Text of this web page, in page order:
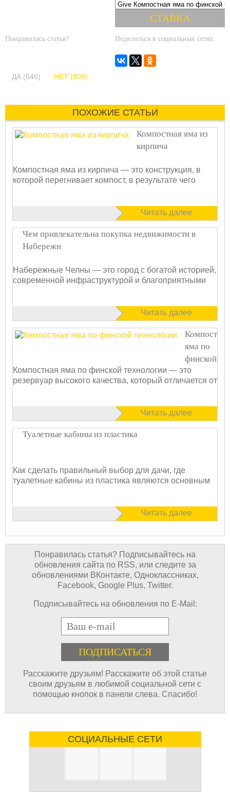
Понравилась статья?
ДА (646) НЕТ (808)
Поделиться в социальных сетях:
ПОХОЖИЕ СТАТЬИ
Компостная яма из
кирпича
Компостная яма из кирпича — это конструкция, в
которой перегнивает компост, в результате чего
Читать далее
Чем привлекательна покупка недвижимости в
Набережн
Набережные Челны — это город с богатой историей,
современной инфраструктурой и благоприятными
Читать далее
Компостная
яма по
финской
технологии
Компостная яма по финской технологии — это
резервуар высокого качества, который отличается от
Читать далее
Туалетные кабины из пластика
Как сделать правильный выбор для дачи, где
туалетные кабины из пластика являются основным
Читать далее
Понравилась статья? Подписывайтесь на
обновления сайта по RSS, или следите за
обновлениями ВКонтакте, Одноклассниках,
Facebook, Google Plus, Twitter.
Подписывайтесь на обновления по E-Mail:
E-mail
Расскажите друзьям! Расскажите об этой статье
своим друзьям в любимой социальной сети с
помощью кнопок в панели слева. Спасибо!
СОЦИАЛЬНЫЕ СЕТИ